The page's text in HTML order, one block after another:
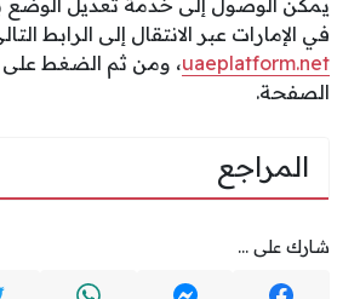
يمكن الوصول إلى خدمة تعديل الوضع
في الإمارات عبر الانتقال إلى الرابط
uaeplatform.net، ومن ثم الضغط على
الصفحة.
المراجع
شارك على ...